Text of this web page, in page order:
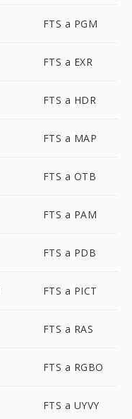
FTS a PGM
FTS a EXR
FTS a HDR
FTS a MAP
FTS a OTB
FTS a PAM
FTS a PDB
FTS a PICT
FTS a RAS
FTS a RGBO
FTS a UYVY